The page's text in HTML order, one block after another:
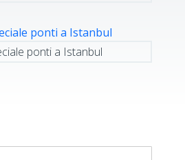
ponti a Istanbul